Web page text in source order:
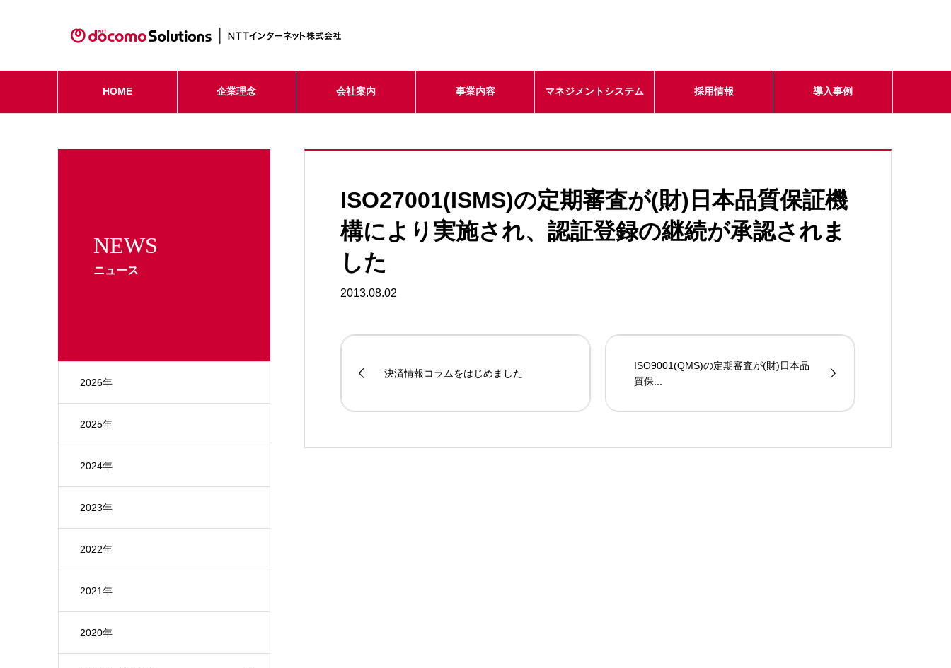
HOME 企業理念 会社案内 事業内容 マネジメントシステム 採用情報 導入事例
NEWS
ニュース
ISO27001(ISMS)の定期審査が(財)日本品質保証機
構により実施され、認証登録の継続が承認されま
した
2013.08.02
決済情報コラムをはじめました
ISO9001(QMS)の定期審査が(財)日本品
質保...
2026年
2025年
2024年
2023年
2022年
2021年
2020年